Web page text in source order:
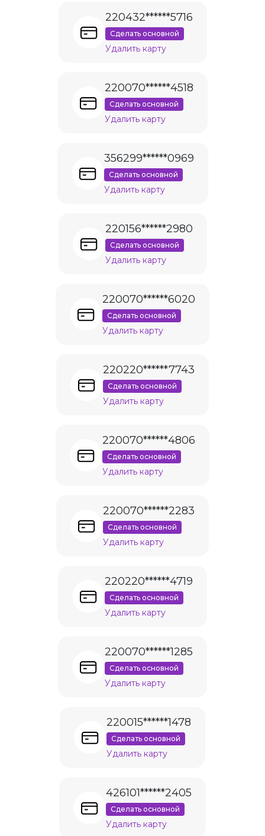
220432******5716
Сделать основной
Удалить карту
220070******4518
Сделать основной
Удалить карту
356299******0969
Сделать основной
Удалить карту
220156******2980
Сделать основной
Удалить карту
220070******6020
Сделать основной
Удалить карту
220220******7743
Сделать основной
Удалить карту
220070******4806
Сделать основной
Удалить карту
220070******2283
Сделать основной
Удалить карту
220220******4719
Сделать основной
Удалить карту
220070******1285
Сделать основной
Удалить карту
220015******1478
Сделать основной
Удалить карту
426101******2405
Сделать основной
Удалить карту